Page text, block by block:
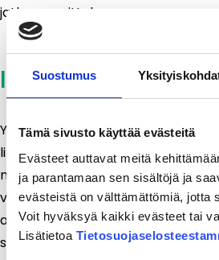
Suostumus
Tämä sivusto käyttää evästeitä
Evästeet auttavat meitä
ja parantamaan sen sisältöjä ja
evästeistä on välttämättömiä, jotta
Voit hyväksyä kaikki evästeet tai
Lisätietoa
jatkosuunnittelussa.
Itäradan YVA-
YVA-selostuksessa on kuvattu
linjausvaihtoehtojen merkittävät
niiden lieventämiskeinot ja
vaihtoehtoja. Arviointiselostus oli
ajan 13.1.–13.3.2026 sekä
suunnittelualueen kunnissa: Vantaa,